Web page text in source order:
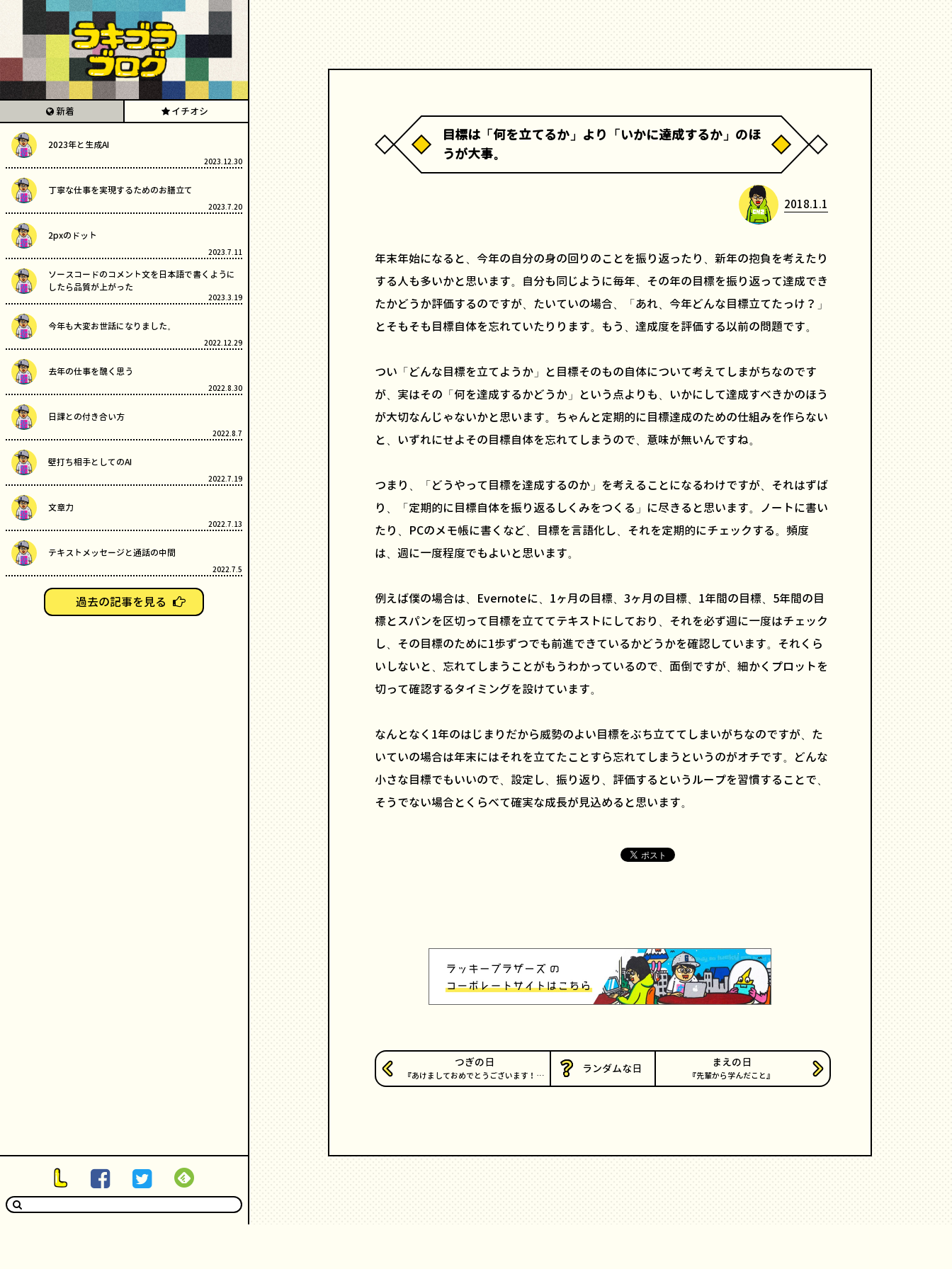
目標は「何を立てるか」より「いかに達成するか」のほ
うが大事。
2018.1.1
年末年始になると、今年の自分の身の回りのことを振り返ったり、新年の抱負を考えたり
する人も多いかと思います。自分も同じように毎年、その年の目標を振り返って達成でき
たかどうか評価するのですが、たいていの場合、「あれ、今年どんな目標立てたっけ？」
とそもそも目標自体を忘れていたりります。もう、達成度を評価する以前の問題です。
つい「どんな目標を立てようか」と目標そのもの自体について考えてしまがちなのです
が、実はその「何を達成するかどうか」という点よりも、いかにして達成すべきかのほう
が大切なんじゃないかと思います。ちゃんと定期的に目標達成のための仕組みを作らない
と、いずれにせよその目標自体を忘れてしまうので、意味が無いんですね。
つまり、「どうやって目標を達成するのか」を考えることになるわけですが、それはずば
り、「定期的に目標自体を振り返るしくみをつくる」に尽きると思います。ノートに書い
たり、PCのメモ帳に書くなど、目標を言語化し、それを定期的にチェックする。頻度
は、週に一度程度でもよいと思います。
例えば僕の場合は、Evernoteに、1ヶ月の目標、3ヶ月の目標、1年間の目標、5年間の目
標とスパンを区切って目標を立ててテキストにしており、それを必ず週に一度はチェック
し、その目標のために1歩ずつでも前進できているかどうかを確認しています。それくら
いしないと、忘れてしまうことがもうわかっているので、面倒ですが、細かくプロットを
切って確認するタイミングを設けています。
なんとなく1年のはじまりだから威勢のよい目標をぶち立ててしまいがちなのですが、た
いていの場合は年末にはそれを立てたことすら忘れてしまうというのがオチです。どんな
小さな目標でもいいので、設定し、振り返り、評価するというループを習慣することで、
そうでない場合とくらべて確実な成長が見込めると思います。
つぎの日
あけましておめでとうございます！…
ランダムな日 まえの日
先輩から学んだこと
新着 イチオシ
2023年と生成AI
2023.12.30
丁寧な仕事を実現するためのお膳立て
2023.7.20
2pxのドット
2023.7.11
ソースコードのコメント文を日本語で書くように
したら品質が上がった
2023.3.19
今年も大変お世話になりました。
2022.12.29
去年の仕事を醜く思う
2022.8.30
日課との付き合い方
2022.8.7
壁打ち相手としてのAI
2022.7.19
文章力
2022.7.13
テキストメッセージと通話の中間
2022.7.5
過去の記事を見る